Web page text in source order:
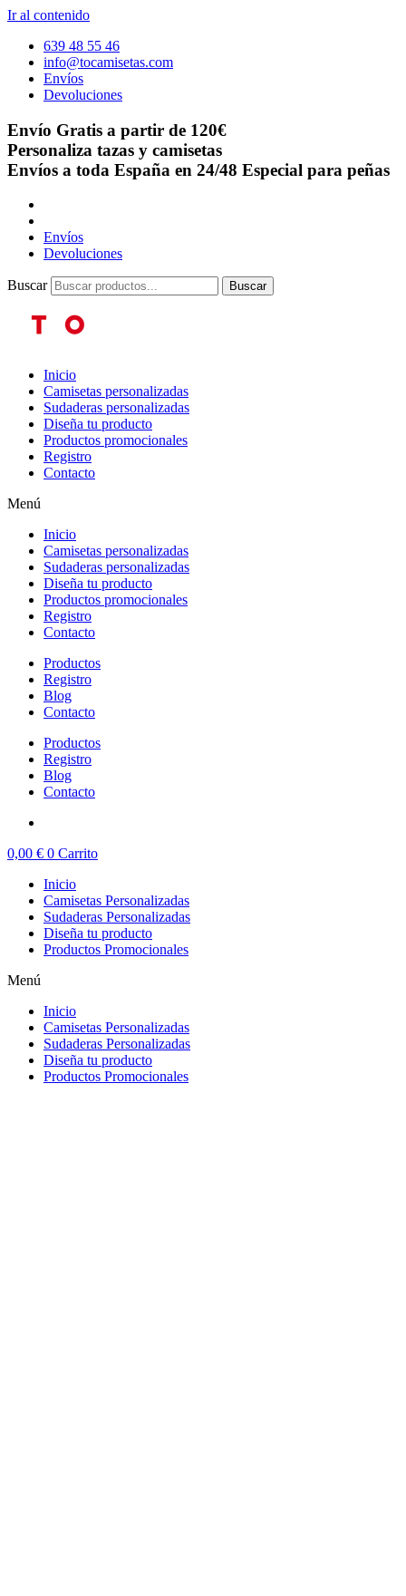
Ir al contenido
639 48 55 46
info@tocamisetas.com
Envíos
Devoluciones
Envío Gratis a partir de 120€
Personaliza tazas y camisetas
Envíos a toda España en 24/48 Especial para peñas
Envíos
Devoluciones
Buscar Buscar
Inicio
Camisetas personalizadas
Sudaderas personalizadas
Diseña tu producto
Productos promocionales
Registro
Contacto
Menú
Inicio
Camisetas personalizadas
Sudaderas personalizadas
Diseña tu producto
Productos promocionales
Registro
Contacto
Productos
Registro
Blog
Contacto
Productos
Registro
Blog
Contacto
0,00 € 0 Carrito
Inicio
Camisetas Personalizadas
Sudaderas Personalizadas
Diseña tu producto
Productos Promocionales
Menú
Inicio
Camisetas Personalizadas
Sudaderas Personalizadas
Diseña tu producto
Productos Promocionales